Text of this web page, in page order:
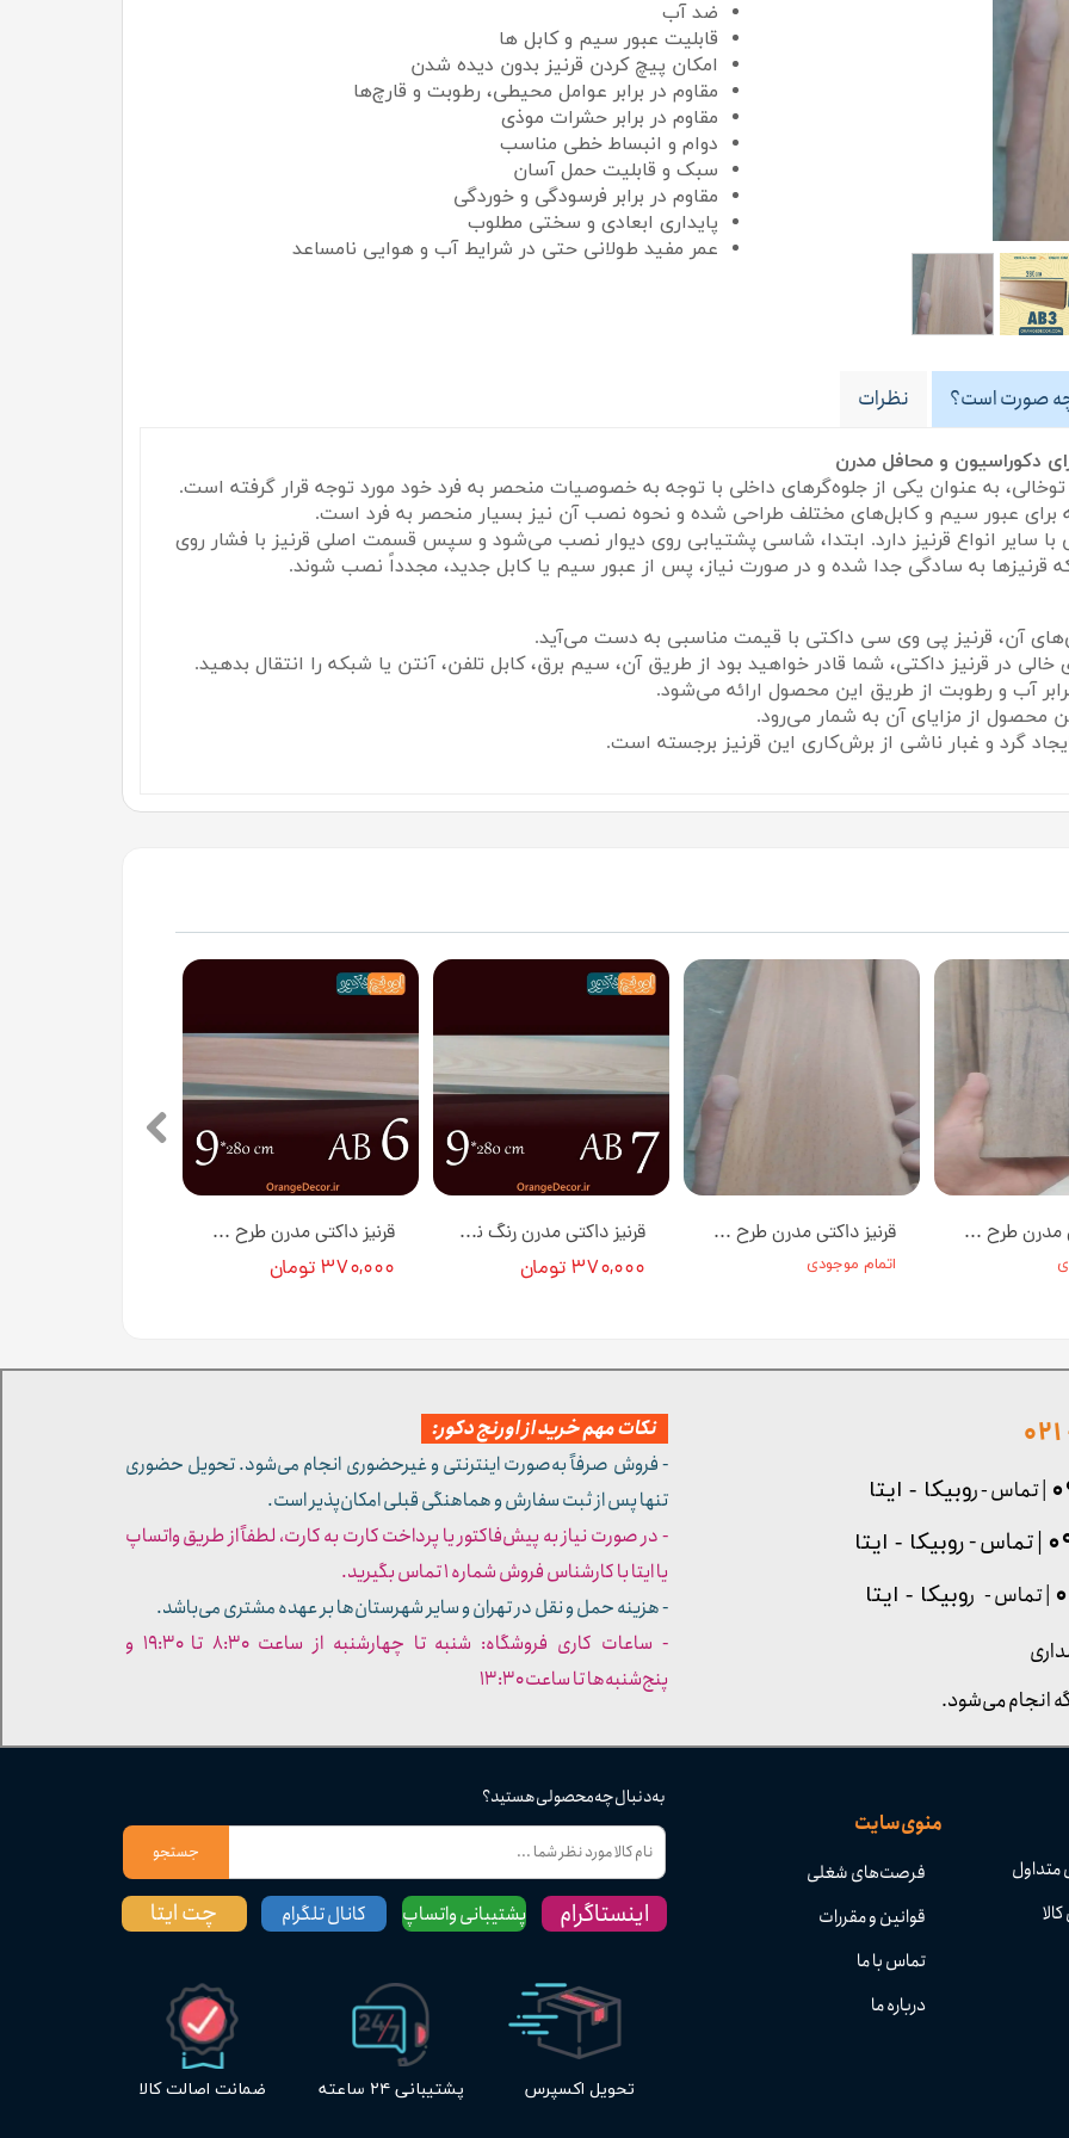
ضد آب
قابلیت عبور سیم و کابل ها
امکان پیچ کردن قرنیز بدون دیده شدن
مقاوم در برابر عوامل محیطی، رطوبت و قارچ‌ها
مقاوم در برابر حشرات موذی
دوام و انبساط خطی مناسب
سبک و قابلیت حمل آسان
مقاوم در برابر فرسودگی و خوردگی
پایداری ابعادی و سختی مطلوب
عمر مفید طولانی حتی در شرایط آب و هوایی نامساعد
صورت است؟ نظرات
دکوراسیون و محافل مدرن
به عنوان یکی از جلوه‌گرهای داخلی با توجه به خصوصیات منحصر به فرد خود مورد توجه قرار گرفته است.
برای عبور سیم و کابل‌های مختلف طراحی شده و نحوه نصب آن نیز بسیار منحصر به فرد است.
با سایر انواع قرنیز دارد. ابتدا، شاسی پشتیابی روی دیوار نصب می‌شود و سپس قسمت اصلی قرنیز با فشار روی
به سادگی جدا شده و در صورت نیاز، پس از عبور سیم یا کابل جدید، مجدداً نصب شوند.
آن، قرنیز پی وی سی داکتی با قیمت مناسبی به دست می‌آید.
در قرنیز داکتی، شما قادر خواهید بود از طریق آن، سیم برق، کابل تلفن، آنتن یا شبکه را انتقال بدهید.
از مزایای آن به شمار می‌رود.
گرد و غبار ناشی از برش‌کاری این قرنیز برجسته است.
قرنیز داکتی مدرن طرح چوب روشن جنس PVC کد AB6 در ابعاد 280*9 سانتی متر
۳۷۰,۰۰۰ تومان
قرنیز داکتی مدرن رنگ نسکافه ای رگه دار جنس PVC کد AB7 در ابعاد 280*9 سانتی متر
۳۷۰,۰۰۰ تومان
قرنیز داکتی مدرن طرح چوب جنس PVC کد AB3 در ابعاد 280*9 سانتی متر [انبار تهران]
اتمام موجودی
قرنیز داکتی مدرن طرح چوب جنس PVC کد AB4 در ابعاد 280*9 سانتی متر [انبار تهران]
تحویل اکسپرس پشتیبانی ۲۴ ساعته ضمانت اصالت کالا
منوی سایت
فرصت‌های شغلی
قوانین و مقررات
تماس با ما
درباره ما
به دنبال چه محصولی هستید؟
جستجو
پشتیبانی واتساپ چت ایتا کانال تلگرام اینستاگرام
| تماس - روبیکا - ایتا
نکات مهم خرید از اورنج دکور:
- فروش صرفاً به‌صورت اینترنتی و غیرحضوری انجام می‌شود. تحویل حضوری
تنها پس از ثبت سفارش و هماهنگی قبلی امکان‌پذیر است.
- در صورت نیاز به پیش‌فاکتور یا پرداخت کارت به کارت، لطفاً از طریق واتساپ
یا ایتا با کارشناس فروش شماره ۱ تماس بگیرید.
- هزینه حمل و نقل در تهران و سایر شهرستان‌ها بر عهده مشتری می‌باشد.
- ساعات کاری فروشگاه: شنبه تا چهارشنبه از ساعت ۸:۳۰ تا ۱۹:۳۰ و
پنج‌شنبه‌ها تا ساعت ۱۳:۳۰​​​​​​​
| تماس - روبیکا - ایتا
| تماس - روبیکا - ایتا
انجام می‌شود.